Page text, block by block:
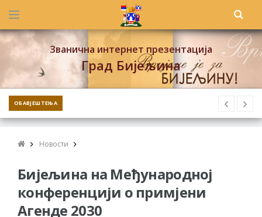
Званична интернет презентација
Град Бијељина
ОБАВЈЕШТЕЊА
Новости
Бијељина на Међународној
конференцији о примјени
Агенде 2030